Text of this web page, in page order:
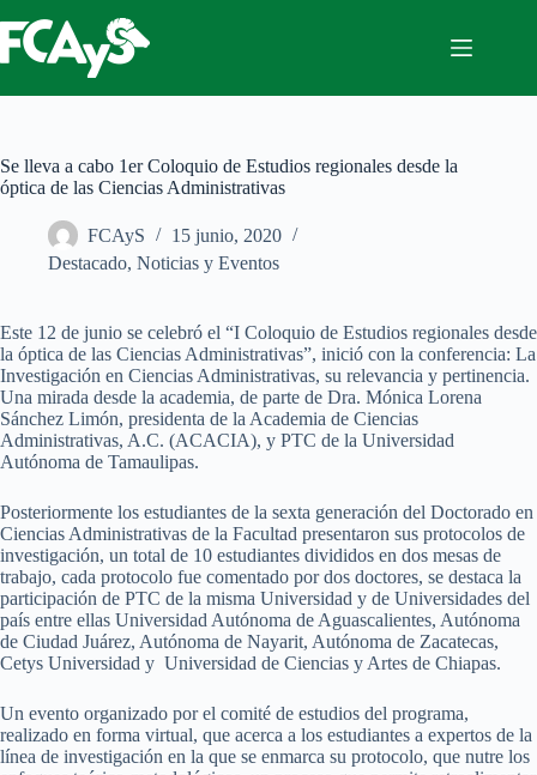
al
contenido
Se lleva a cabo 1er Coloquio de Estudios regionales desde la
óptica de las Ciencias Administrativas
FCAyS
15 junio, 2020
Destacado, Noticias y Eventos
Este 12 de junio se celebró el “I Coloquio de Estudios regionales desde
la óptica de las Ciencias Administrativas”, inició con la conferencia: La
Investigación en Ciencias Administrativas, su relevancia y pertinencia.
Una mirada desde la academia, de parte de Dra. Mónica Lorena
Sánchez Limón, presidenta de la Academia de Ciencias
Administrativas, A.C. (ACACIA), y PTC de la Universidad
Autónoma de Tamaulipas.
Posteriormente los estudiantes de la sexta generación del Doctorado en
Ciencias Administrativas de la Facultad presentaron sus protocolos de
investigación, un total de 10 estudiantes divididos en dos mesas de
trabajo, cada protocolo fue comentado por dos doctores, se destaca la
participación de PTC de la misma Universidad y de Universidades del
país entre ellas Universidad Autónoma de Aguascalientes, Autónoma
de Ciudad Juárez, Autónoma de Nayarit, Autónoma de Zacatecas,
Cetys Universidad y Universidad de Ciencias y Artes de Chiapas.
Un evento organizado por el comité de estudios del programa,
realizado en forma virtual, que acerca a los estudiantes a expertos de la
línea de investigación en la que se enmarca su protocolo, que nutre los